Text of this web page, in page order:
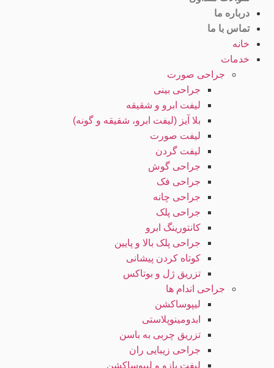
درباره ما
تماس با ما
خانه
خدمات
جراحی صورت
جراحی بینی
لیفت ابرو و شقیقه
بلا آیز (لیفت ابرو، شقیقه و گونه)
لیفت صورت
لیفت گردن
جراحی گوش
جراحی فک
جراحی چانه
جراحی پلک
کانتورینگ ابرو
جراحی پلک بالا و پایین
کوتاه کردن پیشانی
تزریق ژل و بوتاکس
جراحی اندام ها
لیپوساکشن
ابدومینوپلاستی
تزریق چربی به باسن
جراحی زیبایی ران
لیفت بازو و لیپوساکشن